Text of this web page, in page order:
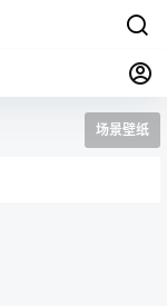
场景壁纸